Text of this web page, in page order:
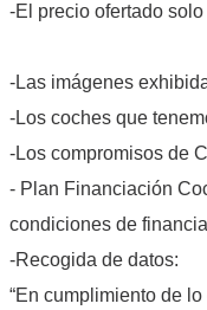
-El precio ofertado
-Las imágenes
-Los coches que
-Los compromisos de
- Plan Financiación
condiciones de
-Recogida de datos:
“En cumplimiento de